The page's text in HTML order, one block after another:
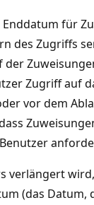
für
des Zugriffs
Zugriff auf
vor dem
verlängert
(das Datum,